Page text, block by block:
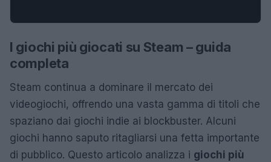
I giochi più giocati su Steam – guida
completa
Steam continua a dominare il mercato dei
videogiochi, offrendo una vasta gamma di titoli che
spaziano dai giochi indie ai blockbuster. Alcuni
giochi hanno saputo ritagliarsi una fetta importante
di pubblico. Questo articolo analizza i giochi più